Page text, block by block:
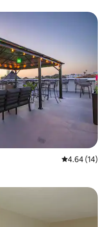
レビュー14
4.64 (14)